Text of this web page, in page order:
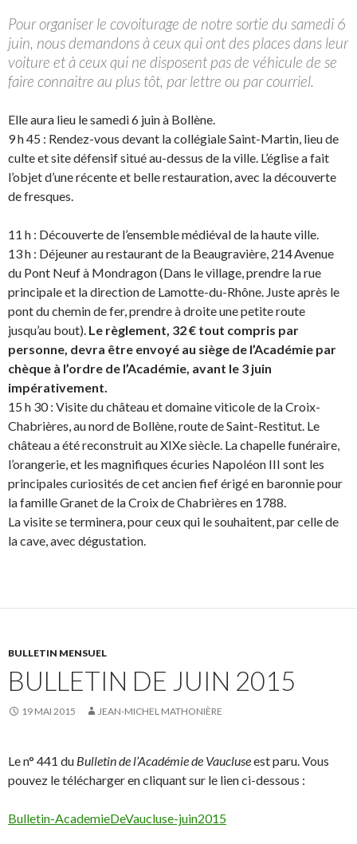
Pour organiser le covoiturage de notre sortie du samedi 6
juin, nous demandons à ceux qui ont des places dans leur
voiture et à ceux qui ne disposent pas de véhicule de se
faire connaitre au plus tôt, par lettre ou par courriel.
Elle aura lieu le samedi 6 juin à Bollène.
9 h 45 : Rendez-vous devant la collégiale Saint-Martin, lieu de
culte et site défensif situé au-dessus de la ville. L’église a fait
l’objet d’une récente et belle restauration, avec la découverte
de fresques.
11 h : Découverte de l’ensemble médiéval de la haute ville.
13 h : Déjeuner au restaurant de la Beaugravière, 214 Avenue
du Pont Neuf à Mondragon (Dans le village, prendre la rue
principale et la direction de Lamotte-du-Rhône. Juste après le
pont du chemin de fer, prendre à droite une petite route
jusqu’au bout). Le règlement, 32 € tout compris par
personne, devra être envoyé au siège de l’Académie par
chèque à l’ordre de l’Académie, avant le 3 juin
impérativement.
15 h 30 : Visite du château et domaine viticole de la Croix-
Chabrières, au nord de Bollène, route de Saint-Restitut. Le
château a été reconstruit au XIXe siècle. La chapelle funéraire,
l’orangerie, et les magnifiques écuries Napoléon III sont les
principales curiosités de cet ancien fief érigé en baronnie pour
la famille Granet de la Croix de Chabrières en 1788.
La visite se terminera, pour ceux qui le souhaitent, par celle de
la cave, avec dégustation.
BULLETIN MENSUEL
BULLETIN DE JUIN 2015
19 MAI 2015 JEAN-MICHEL MATHONIÈRE
Le n° 441 du Bulletin de l’Académie de Vaucluseest paru. Vous
pouvez le télécharger en cliquant sur le lien ci-dessous :
Bulletin-AcademieDeVaucluse-juin2015